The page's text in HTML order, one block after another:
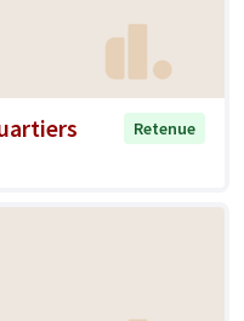
Retenue